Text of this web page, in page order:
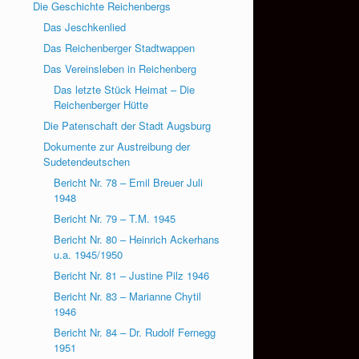
Die Geschichte Reichenbergs
Das Jeschkenlied
Das Reichenberger Stadtwappen
Das Vereinsleben in Reichenberg
Das letzte Stück Heimat – Die
Reichenberger Hütte
Die Patenschaft der Stadt Augsburg
Dokumente zur Austreibung der
Sudetendeutschen
Bericht Nr. 78 – Emil Breuer Juli
1948
Bericht Nr. 79 – T.M. 1945
Bericht Nr. 80 – Heinrich Ackerhans
u.a. 1945/1950
Bericht Nr. 81 – Justine Pilz 1946
Bericht Nr. 83 – Marianne Chytil
1946
Bericht Nr. 84 – Dr. Rudolf Fernegg
1951